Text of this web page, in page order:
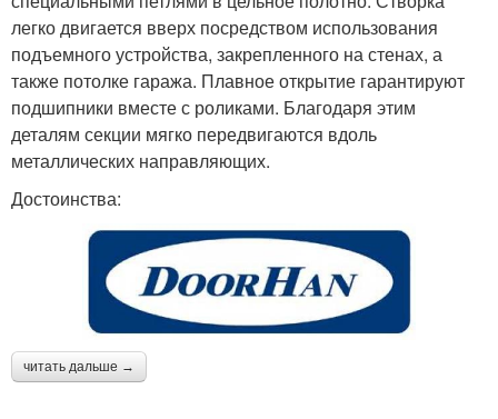
легко двигается вверх посредством использования
подъемного устройства, закрепленного на стенах, а
также потолке гаража. Плавное открытие гарантируют
подшипники вместе с роликами. Благодаря этим
деталям секции мягко передвигаются вдоль
металлических направляющих.
Достоинства:
читать дальше →